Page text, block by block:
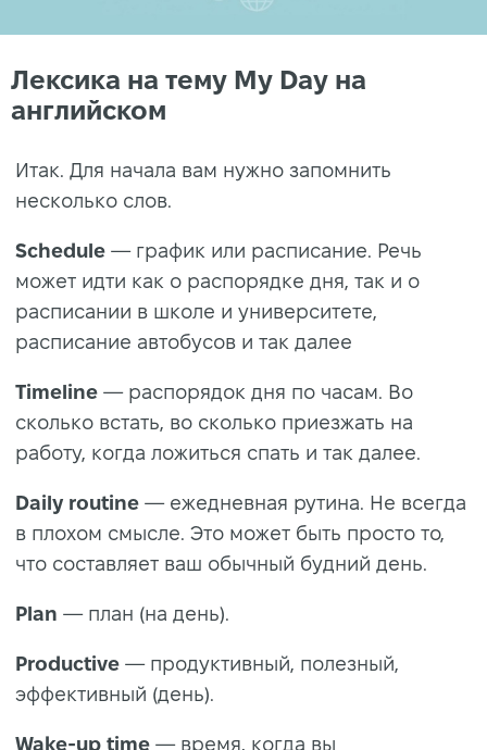
Лексика на тему My Day на
английском
Итак. Для начала вам нужно запомнить
несколько слов.
Schedule — график или расписание. Речь
может идти как о распорядке дня, так и о
расписании в школе и университете,
расписание автобусов и так далее
Timeline — распорядок дня по часам. Во
сколько встать, во сколько приезжать на
работу, когда ложиться спать и так далее.
Daily routine — ежедневная рутина. Не всегда
в плохом смысле. Это может быть просто то,
что составляет ваш обычный будний день.
Plan — план (на день).
Productive — продуктивный, полезный,
эффективный (день).
Wake-up time — время, когда вы